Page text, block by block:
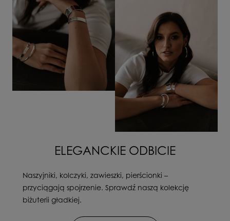
ELEGANCKIE ODBICIE
Naszyjniki, kolczyki, zawieszki, pierścionki –
przyciągają spojrzenie. Sprawdź naszą kolekcję
biżuterii gładkiej.